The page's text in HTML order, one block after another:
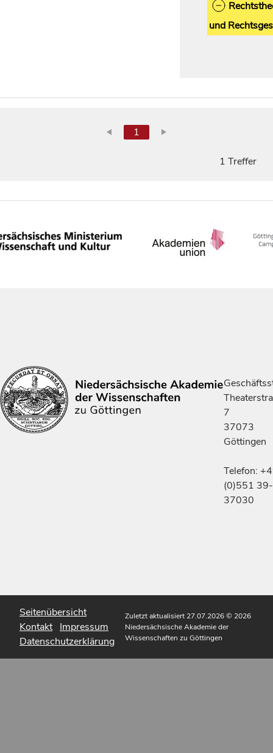
und
1
1 Treffer
7
37073
Göttingen
Telefon:
(0)551 39-
37030
Seitenübersicht
Kontakt Impressum
Datenschutzerklärung
Zuletzt aktualisiert 27.07.2026© 2026
Niedersächsische Akademie der
Wissenschaften zu Göttingen